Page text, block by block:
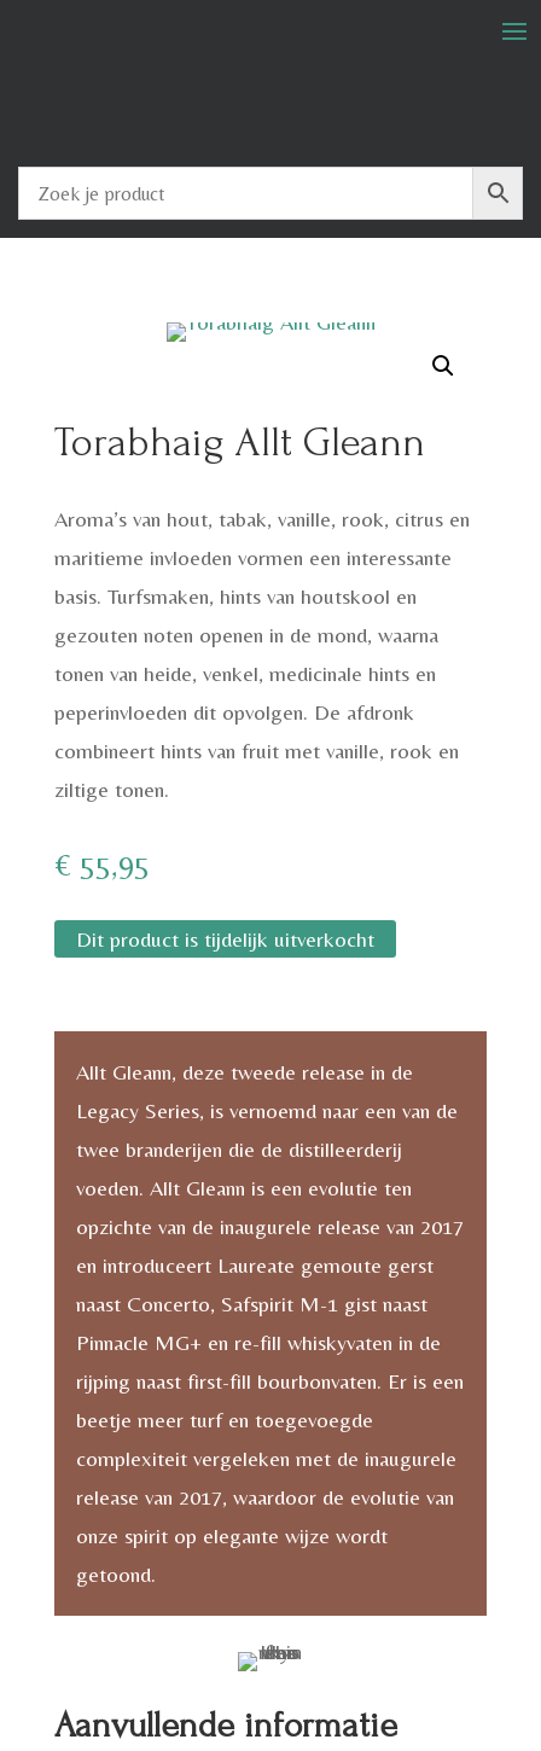
Torabhaig Allt Gleann
Aroma’s van hout, tabak, vanille, rook, citrus en
maritieme invloeden vormen een interessante
basis. Turfsmaken, hints van houtskool en
gezouten noten openen in de mond, waarna
tonen van heide, venkel, medicinale hints en
peperinvloeden dit opvolgen. De afdronk
combineert hints van fruit met vanille, rook en
ziltige tonen.
€ 55,95
Dit product is tijdelijk uitverkocht
Allt Gleann, deze tweede release in de
Legacy Series, is vernoemd naar een van de
twee branderijen die de distilleerderij
voeden. Allt Gleann is een evolutie ten
opzichte van de inaugurele release van 2017
en introduceert Laureate gemoute gerst
naast Concerto, Safspirit M-1 gist naast
Pinnacle MG+ en re-fill whiskyvaten in de
rijping naast first-fill bourbonvaten. Er is een
beetje meer turf en toegevoegde
complexiteit vergeleken met de inaugurele
release van 2017, waardoor de evolutie van
onze spirit op elegante wijze wordt
getoond.
Aanvullende informatie